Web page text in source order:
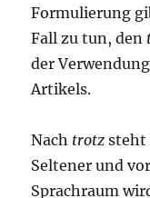
Formulierung
Fall zu tun, den
der
Artikels.
Nach trotz steht
Seltener und
Sprachraum